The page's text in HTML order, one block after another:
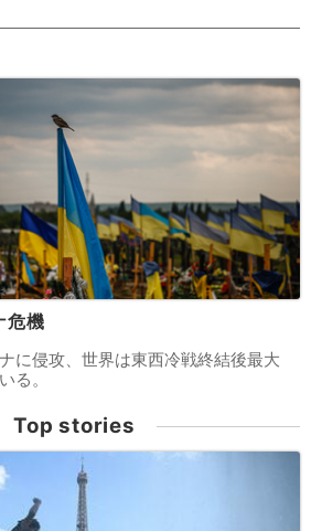
危機
に侵攻、世界は東西冷戦終結後最大
る。
Top stories